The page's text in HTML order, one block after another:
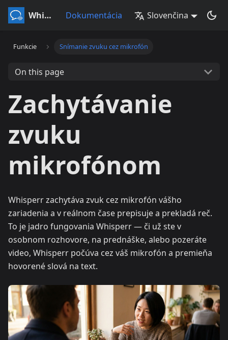
Whisperr Dokumentácia Slovenčina
Funkcie Snímanie zvuku cez mikrofón
On this page
Zachytávanie
zvuku
mikrofónom
Whisperr zachytáva zvuk cez mikrofón vášho
zariadenia a v reálnom čase prepisuje a prekladá reč.
To je jadro fungovania Whisperr — či už ste v
osobnom rozhovore, na prednáške, alebo pozeráte
video, Whisperr počúva cez váš mikrofón a premieňa
hovorené slová na text.